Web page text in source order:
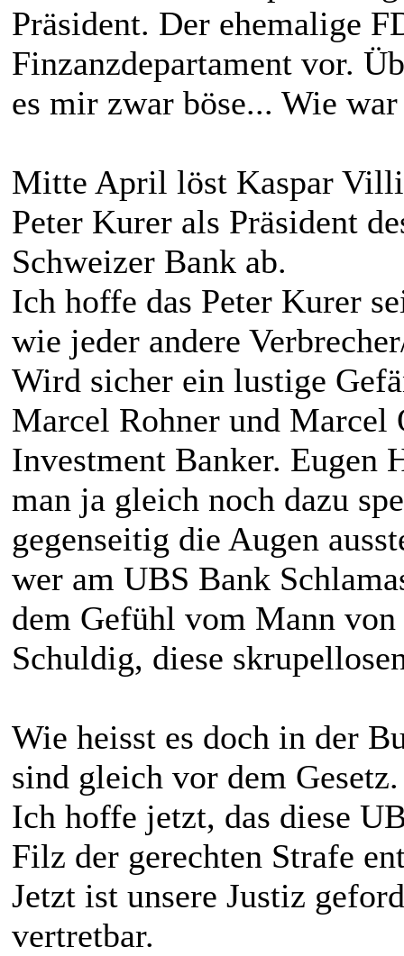
Präsident. Der ehemalige
Finzanzdepartament vor.
es mir zwar böse... Wie
Mitte April löst Kaspar
Peter Kurer als Präsident
Schweizer Bank ab.
Ich hoffe das Peter Kurer
wie jeder andere
Wird sicher ein lustige
Marcel Rohner und Marcel
Investment Banker. Eugen
man ja gleich noch dazu
gegenseitig die Augen
wer am UBS Bank
dem Gefühl vom Mann
Schuldig, diese
Wie heisst es doch in der
sind gleich vor dem Gesetz.
Ich hoffe jetzt, das diese
Filz der gerechten Strafe
Jetzt ist unsere Justiz
vertretbar.